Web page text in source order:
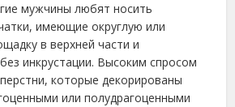
мужчины любят носить
имеющие округлую или
в верхней части и
инкрустации. Высоким спросом
которые декорированы
или полудрагоценными